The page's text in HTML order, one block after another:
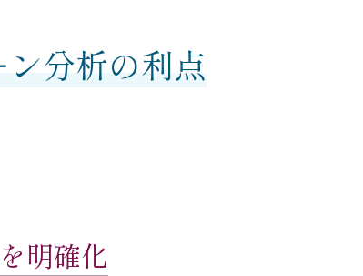
分析の利点
明確化